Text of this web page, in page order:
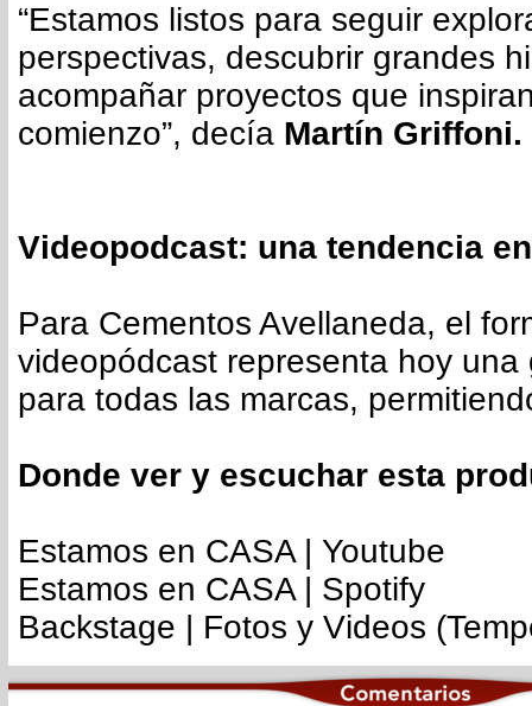
“Estamos listos para seguir
perspectivas, descubrir grandes
acompañar proyectos que
comienzo”, decía Martín Griffoni.
Videopodcast: una tendencia
Para Cementos Avellaneda, el
videopódcast representa hoy una
para todas las marcas,
Donde ver y escuchar esta
Estamos en CASA | Youtube
Estamos en CASA | Spotify
Backstage | Fotos y Videos